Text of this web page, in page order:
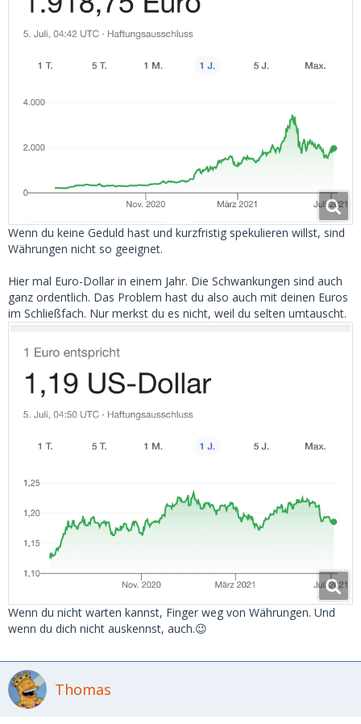
Wenn du keine Geduld hast und kurzfristig spekulieren willst, sind
Währungen nicht so geeignet.
Hier mal Euro-Dollar in einem Jahr. Die Schwankungen sind auch
ganz ordentlich. Das Problem hast du also auch mit deinen Euros
im Schließfach. Nur merkst du es nicht, weil du selten umtauscht.
Wenn du nicht warten kannst, Finger weg von Währungen. Und
wenn du dich nicht auskennst, auch.😉
Thomas